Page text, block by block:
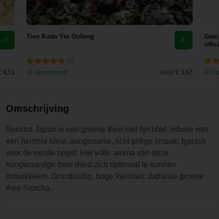
duidelijke
en
aangenam
nootachtige
prachtig in
maakt, is
de
persoonlijk
e touch:
een
8,13
Tien Kuan Yin Oolong
Op voorraad
Vanaf € 3,67
Omschrijving
Sencha Japan is een groene thee met fijn blad, infusie met
een heldere kleur, aangename, licht pittige smaak; typisch
voor de eerste oogst. Het volle aroma van deze
hoogwaardige thee dient zich optimaal te kunnen
ontwikkelen. Grootbladig, hoge kwaliteit; Japanse groene
thee Sencha.